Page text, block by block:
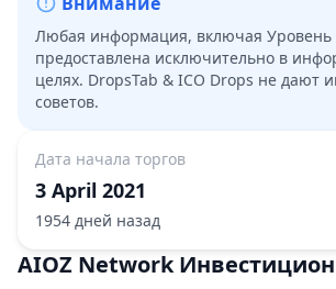
Любая информация, включая Уровень
предоставлена исключительно в
целях. DropsTab & ICO Drops не дают
советов.
Дата начала торгов
3 April 2021
1954 дней назад
AIOZ Network